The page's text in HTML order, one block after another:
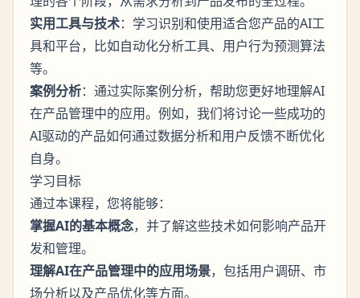
实用工具与技术：学习识别和使用适合您产品的AI工
具和平台，比如自动化分析工具、用户行为预测算法
等。
案例分析：通过实际案例分析，帮助您更好地理解AI
在产品管理中的应用。例如，我们将讨论一些成功的
AI驱动的产品如何通过数据分析和用户反馈不断优化
自身。
学习目标
通过本课程，您将能够：
掌握AI的基本概念，并了解这些技术如何影响产品开
发和管理。
理解AI在产品管理中的应用场景，包括用户调研、市
场分析以及产品优化等方面。